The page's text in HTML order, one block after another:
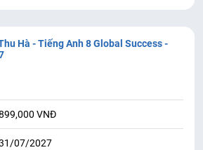
Hà - Tiếng Anh 8 Global Success -
VNĐ
07/2027